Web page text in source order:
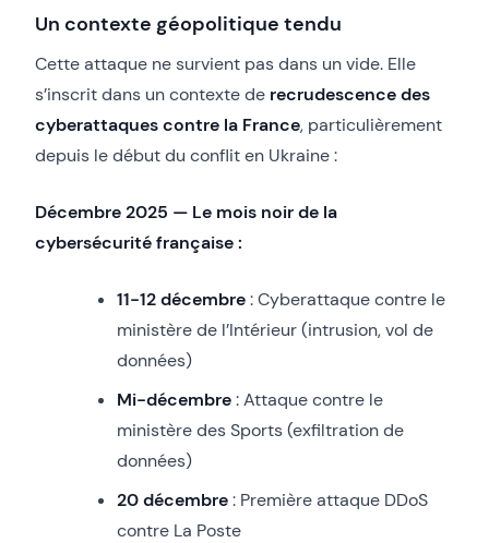
Un contexte géopolitique tendu
Cette attaque ne survient pas dans un vide. Elle
s’inscrit dans un contexte de recrudescence des
cyberattaques contre la France, particulièrement
depuis le début du conflit en Ukraine :
Décembre 2025 — Le mois noir de la
cybersécurité française :
11-12 décembre: Cyberattaque contre le
ministère de l’Intérieur (intrusion, vol de
données)
Mi-décembre: Attaque contre le
ministère des Sports (exfiltration de
données)
20 décembre: Première attaque DDoS
contre La Poste